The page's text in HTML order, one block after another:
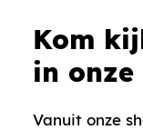
Kom
in onze
Vanuit onze